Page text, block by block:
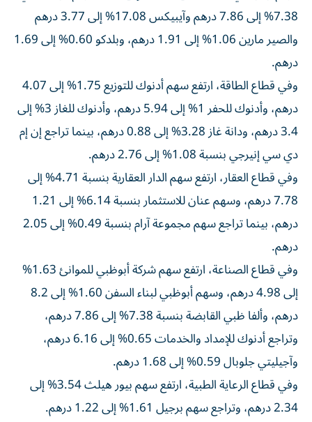
7.38% إلى 7.86 درهم وآيبيكس 17.08% إلى 3.77 درهم
والصير مارين 1.06% إلى 1.91 درهم، وبلدكو 0.60% إلى 1.69
درهم.
وفي قطاع الطاقة، ارتفع سهم أدنوك للتوزيع 1.75% إلى 4.07
درهم، وأدنوك للحفر 1% إلى 5.94 درهم، وأدنوك للغاز 3% إلى
3.4 درهم، ودانة غاز 3.28% إلى 0.88 درهم، بينما تراجع إن إم
دي سي إنيرجي بنسبة 1.08% إلى 2.76 درهم.
وفي قطاع العقار، ارتفع سهم الدار العقارية بنسبة 4.71% إلى
7.78 درهم، وسهم عنان للاستثمار بنسبة 6.14% إلى 1.21
درهم، بينما تراجع سهم مجموعة آرام بنسبة 0.49% إلى 2.05
درهم.
وفي قطاع الصناعة، ارتفع سهم شركة أبوظبي للموانئ 1.63%
إلى 4.98 درهم، وسهم أبوظبي لبناء السفن 1.60% إلى 8.2
درهم، وألفا ظبي القابضة بنسبة 7.38% إلى 7.86 درهم،
وتراجع أدنوك للإمداد والخدمات 0.65% إلى 6.16 درهم،
وآجيليتي جلوبال 0.59% إلى 1.68 درهم.
وفي قطاع الرعاية الطبية، ارتفع سهم بيور هيلث 3.54% إلى
2.34 درهم، وتراجع سهم برجيل 1.61% إلى 1.22 درهم.